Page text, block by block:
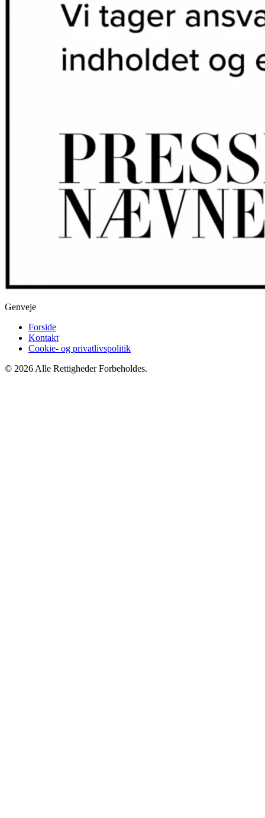
Genveje
Forside
Kontakt
Cookie- og privatlivspolitik
© 2026 Alle Rettigheder Forbeholdes.